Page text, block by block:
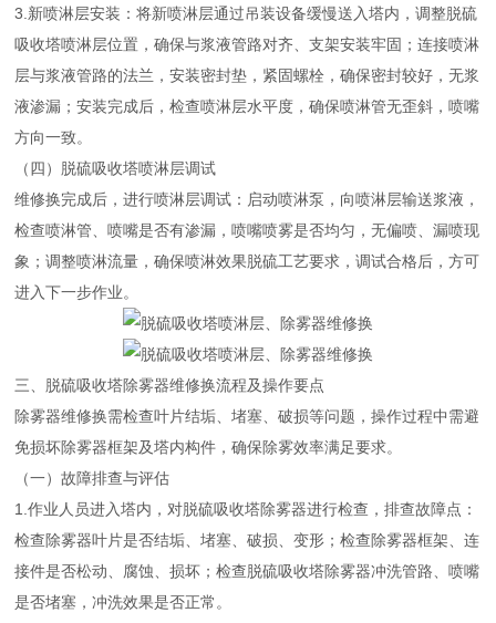
3.新喷淋层安装：将新喷淋层通过吊装设备缓慢送入塔内，调整脱硫
吸收塔喷淋层位置，确保与浆液管路对齐、支架安装牢固；连接喷淋
层与浆液管路的法兰，安装密封垫，紧固螺栓，确保密封较好，无浆
液渗漏；安装完成后，检查喷淋层水平度，确保喷淋管无歪斜，喷嘴
方向一致。
（四）脱硫吸收塔喷淋层调试
维修换完成后，进行喷淋层调试：启动喷淋泵，向喷淋层输送浆液，
检查喷淋管、喷嘴是否有渗漏，喷嘴喷雾是否均匀，无偏喷、漏喷现
象；调整喷淋流量，确保喷淋效果脱硫工艺要求，调试合格后，方可
进入下一步作业。
三、脱硫吸收塔除雾器维修换流程及操作要点
除雾器维修换需检查叶片结垢、堵塞、破损等问题，操作过程中需避
免损坏除雾器框架及塔内构件，确保除雾效率满足要求。
（一）故障排查与评估
1.作业人员进入塔内，对脱硫吸收塔除雾器进行检查，排查故障点：
检查除雾器叶片是否结垢、堵塞、破损、变形；检查除雾器框架、连
接件是否松动、腐蚀、损坏；检查脱硫吸收塔除雾器冲洗管路、喷嘴
是否堵塞，冲洗效果是否正常。